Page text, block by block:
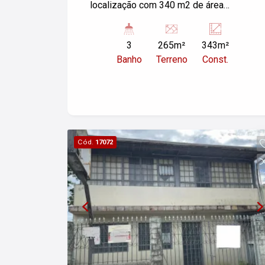
localização com 340 m2 de área
escritório!
3
Banho
265m²
Terreno
343m²
Const.
Cód. 17072